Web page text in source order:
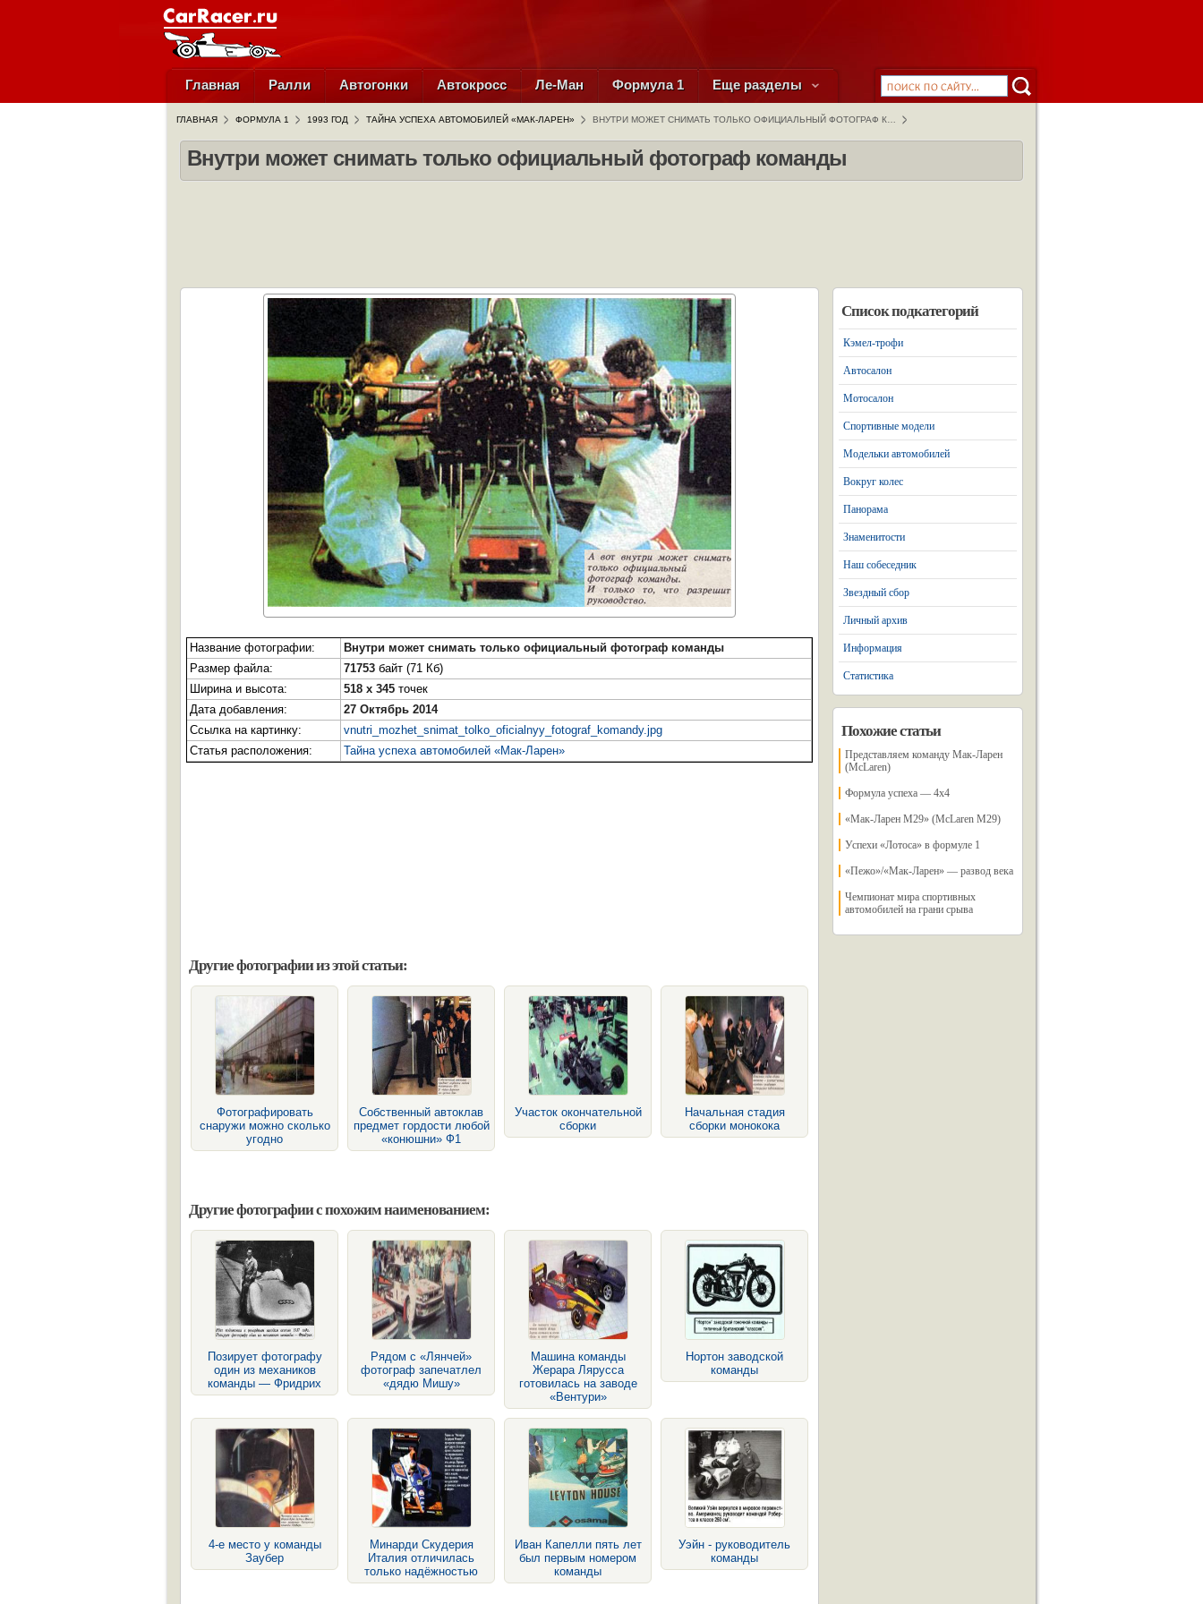
Главная Ралли Автогонки Автокросс Ле-Ман Формула 1 Еще разделы
ГЛАВНАЯ ФОРМУЛА 1 1993 ГОД ТАЙНА УСПЕХА АВТОМОБИЛЕЙ «МАК-ЛАРЕН» ВНУТРИ МОЖЕТ СНИМАТЬ ТОЛЬКО ОФИЦИАЛЬНЫЙ ФОТОГРАФ К…
Внутри может снимать только официальный фотограф команды
Название фотографии:
Внутри может снимать только официальный фотограф команды
Размер файла:
71753 байт (71 Кб)
Ширина и высота:
518 x 345 точек
Дата добавления:
27 Октябрь 2014
Ссылка на картинку:
vnutri_mozhet_snimat_tolko_oficialnyy_fotograf_komandy.jpg
Статья расположения:
Тайна успеха автомобилей «Мак-Ларен»
Другие фотографии из этой статьи:
Фотографировать
снаружи можно сколько
угодно
Собственный автоклав
предмет гордости любой
«конюшни» Ф1
Участок окончательной
сборки
Начальная стадия
сборки монокока
Другие фотографии с похожим наименованием:
Позирует фотографу
один из механиков
команды — Фридрих
Рядом с «Лянчей»
фотограф запечатлел
«дядю Мишу»
Машина команды
Жерара Лярусса
готовилась на заводе
«Вентури»
Нортон заводской
команды
4-е место у команды
Заубер
Минарди Скудерия
Италия отличилась
только надёжностью
Иван Капелли пять лет
был первым номером
команды
Уэйн - руководитель
команды
Список подкатегорий
Кэмел-трофи
Автосалон
Мотосалон
Спортивные модели
Модельки автомобилей
Вокруг колес
Панорама
Знаменитости
Наш собеседник
Звездный сбор
Личный архив
Информация
Статистика
Похожие статьи
Представляем команду Мак-Ларен
(McLaren)
Формула успеха — 4х4
«Мак-Ларен M29» (McLaren М29)
Успехи «Лотоса» в формуле 1
«Пежо»/«Мак-Ларен» — развод века
Чемпионат мира спортивных
автомобилей на грани срыва